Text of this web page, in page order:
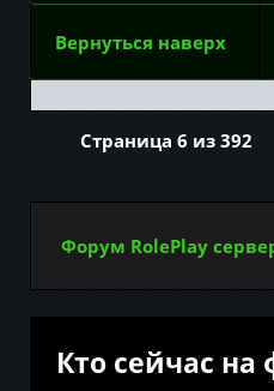
Вернуться наверх
Страница 6 из 392
Форум RolePlay
Кто сейчас на